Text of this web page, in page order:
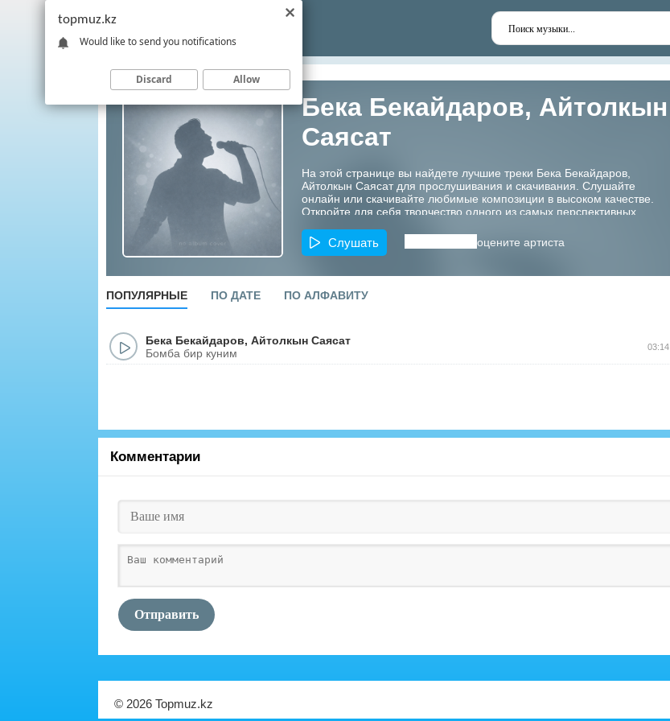
Бека Бекайдаров, Айтолкын
Саясат
На этой странице вы найдете лучшие треки Бека Бекайдаров,
Айтолкын Саясат для прослушивания и скачивания. Слушайте
онлайн или скачивайте любимые композиции в высоком качестве.
Откройте для себя творчество одного из самых перспективных
Слушать оцените артиста
ПОПУЛЯРНЫЕ ПО ДАТЕ ПО АЛФАВИТУ
Бека Бекайдаров, Айтолкын Саясат
Бомба бир куним
03:14
Комментарии
Отправить
© 2026 Topmuz.kz
topmuz.kz
Would like to send you notifications
Discard Allow